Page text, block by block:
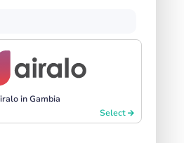
in Gambia
Select